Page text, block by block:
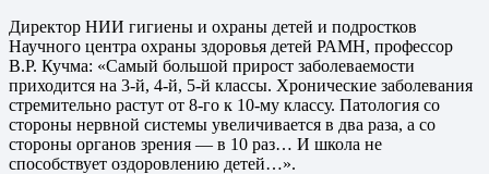
Директор НИИ гигиены и охраны детей и подростков
Научного центра охраны здоровья детей РАМН, профессор
В.Р. Кучма: «Самый большой прирост заболеваемости
приходится на 3-й, 4-й, 5-й классы. Хронические заболевания
стремительно растут от 8-го к 10-му классу. Патология со
стороны нервной системы увеличивается в два раза, а со
стороны органов зрения — в 10 раз… И школа не
способствует оздоровлению детей…».